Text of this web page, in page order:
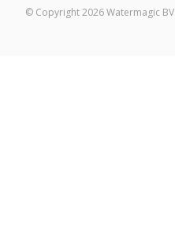
© Copyright 2026 Watermagic BV